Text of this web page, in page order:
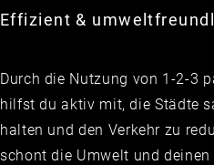
Effizient &
Durch die Nutzung von 1-2-3
hilfst du aktiv mit, die Städte
halten und den Verkehr zu
schont die Umwelt und deinen